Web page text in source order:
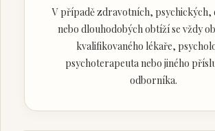
V případě zdravotních, psychických,
nebo dlouhodobých obtíží se vždy
kvalifikovaného lékaře,
psychoterapeuta nebo jiného
odborníka.